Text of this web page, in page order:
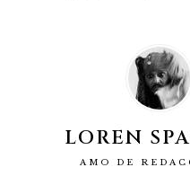
LOREN
AMO DE